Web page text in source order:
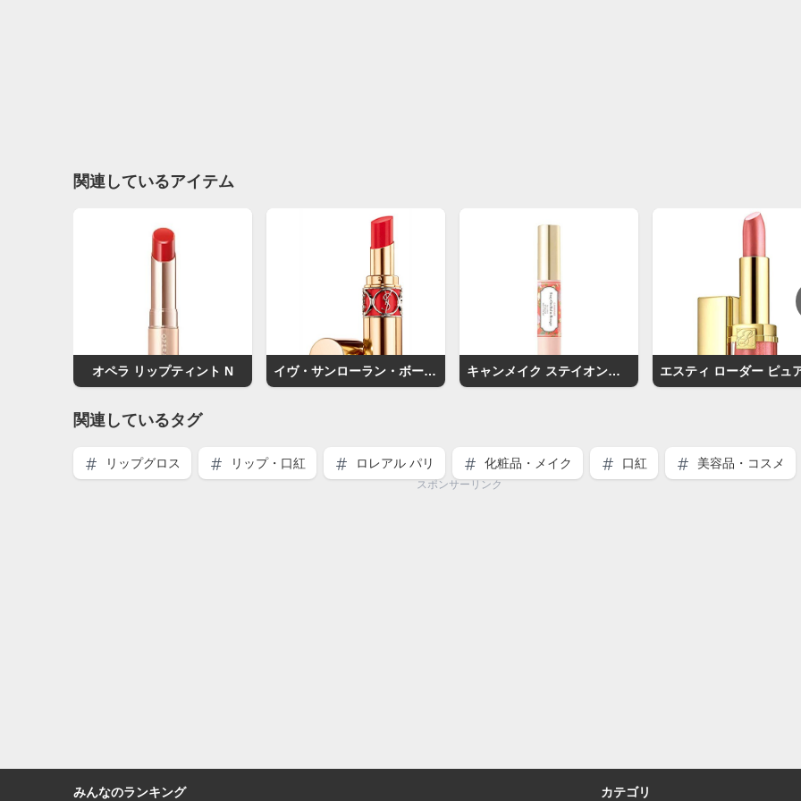
関連しているアイテム
オペラ リップティント N イヴ・サンローラン・ボーテ ルージュ ヴォリュプテ シャイン キャンメイク ステイオンバームルージュ
関連しているタグ
リップグロス リップ・口紅 ロレアル パリ 化粧品・メイク 口紅 美容品・コスメ
スポンサーリンク
みんなのランキング カテゴリ